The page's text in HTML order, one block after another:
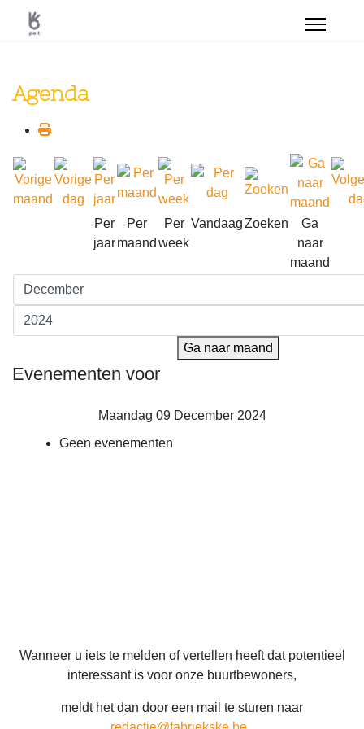
Agenda
Per
jaar
Per
maand
Per
week
VandaagZoeken
Ga
naar
maand
Ga naar maand
Evenementen voor
Maandag 09 December 2024
Geen evenementen
Wanneer u iets te melden of vertellen heeft dat potentieel
interessant is voor onze buurtbewoners,
meldt het dan door een mail te sturen naar